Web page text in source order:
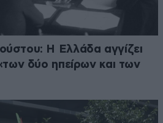
Η Ελλάδα αγγίζει
δύο ηπείρων και των